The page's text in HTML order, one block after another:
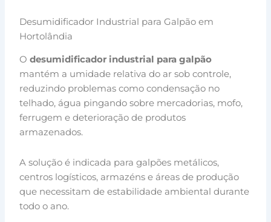
Desumidificador Industrial para Galpão em
Hortolândia
Odesumidificador industrial para galpão
mantém a umidade relativa do ar sob controle,
reduzindo problemas como condensação no
telhado, água pingando sobre mercadorias, mofo,
ferrugem e deterioração de produtos
armazenados.
A solução é indicada para galpões metálicos,
centros logísticos, armazéns e áreas de produção
que necessitam de estabilidade ambiental durante
todo o ano.